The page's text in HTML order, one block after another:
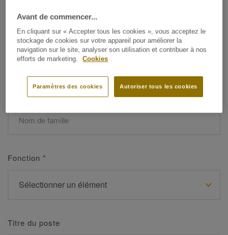
Prénom*
Fonction *
Titre du poste
Avant de commencer...
En cliquant sur « Accepter tous les cookies », vous acceptez le
stockage de cookies sur votre appareil pour améliorer la
navigation sur le site, analyser son utilisation et contribuer à nos
efforts de marketing.
Cookies
Autoriser tous les cookies
Paramètres des cookies